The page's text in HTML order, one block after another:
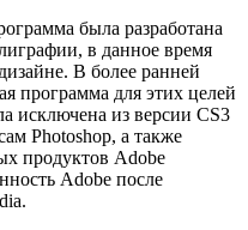
была разработана
в данное время
В более ранней
программа для этих целей
исключена из версии CS3
Photoshop, а также
продуктов Adobe
Adobe после